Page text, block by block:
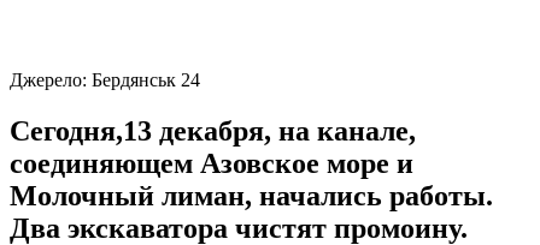
Джерело: Бердянськ 24
Сегодня,13 декабря, на канале,
соединяющем Азовское море и
Молочный лиман, начались работы.
Два экскаватора чистят промоину.